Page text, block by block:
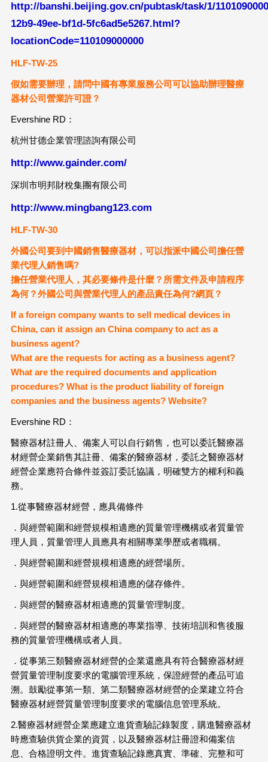
http://banshi.beijing.gov.cn/pubtask/task/1/
12b9-49ee-bf1d-5fc6ad5e5267.html?
locationCode=110109000000
HLF-TW-25
假如需要辦理，請問中國有專業服務公司可以協助辦理醫療
器材公司營業許可證？
Evershine RD：
杭州甘德企業管理諮詢有限公司
http://www.gainder.com/
深圳市明邦財稅集團有限公司
http://www.mingbang123.com
HLF-TW-30
外國公司要到中國銷售醫療器材，可以指派中國公司擔任營
業代理人銷售嗎?
擔任營業代理人，其必要條件是什麼？所需文件及申請程序
為何？外國公司與營業代理人的產品責任為何?網頁？
If a foreign company wants to sell medical devices in
China, can it assign an China company to act as a
business agent?
What are the requests for acting as a business agent?
What are the required documents and application
procedures? What is the product liability of foreign
companies and the business agents? Website?
Evershine RD：
醫療器材註冊人、備案人可以自行銷售，也可以委託醫療器
材經營企業銷售其註冊、備案的醫療器材，委託之醫療器材
經營企業應符合條件並簽訂委託協議，明確雙方的權利和義
務。
1.從事醫療器材經營，應具備條件
．與經營範圍和經營規模相適應的質量管理機構或者質量管
理人員，質量管理人員應具有相關專業學歷或者職稱。
．與經營範圍和經營規模相適應的經營場所。
．與經營範圍和經營規模相適應的儲存條件。
．與經營的醫療器材相適應的質量管理制度。
．與經營的醫療器材相適應的專業指導、技術培訓和售後服
務的質量管理機構或者人員。
．從事第三類醫療器材經營的企業還應具有符合醫療器材經
營質量管理制度要求的電腦管理系統，保證經營的產品可追
溯。鼓勵從事第一類、第二類醫療器材經營的企業建立符合
醫療器材經營質量管理制度要求的電腦信息管理系統。
2.醫療器材經營企業應建立進貨查驗記錄製度，購進醫療器材
時應查驗供貨企業的資質，以及醫療器材註冊證和備案信
息、合格證明文件。進貨查驗記錄應真實、準確、完整和可